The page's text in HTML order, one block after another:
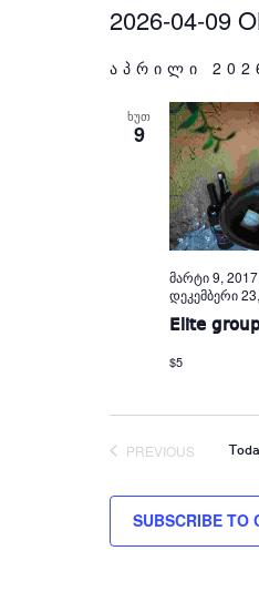
2026-04-09
აპრილი
ᲮᲣᲗ
9
მარტი 9,
დეკემბერი
Elite
$5
PREVIOUS
SUBSCRIBE TO